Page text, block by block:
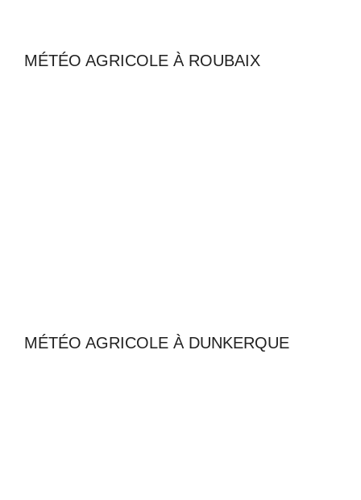
MÉTÉO AGRICOLE À ROUBAIX
MÉTÉO AGRICOLE À DUNKERQUE